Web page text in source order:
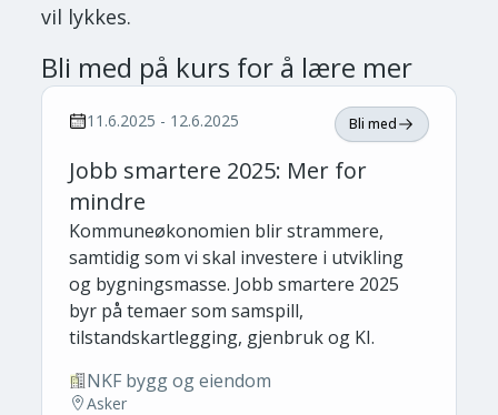
vil lykkes.
Bli med på kurs for å lære mer
11.6.2025 - 12.6.2025 Bli med
Jobb smartere 2025: Mer for
mindre
Kommuneøkonomien blir strammere,
samtidig som vi skal investere i utvikling
og bygningsmasse. Jobb smartere 2025
byr på temaer som samspill,
tilstandskartlegging, gjenbruk og KI.
NKF bygg og eiendom
Asker